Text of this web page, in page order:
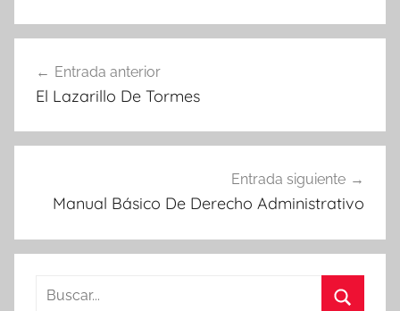
de
Entrada anterior
El Lazarillo De Tormes
Entrada siguiente
Manual Básico De Derecho Administrativo
Buscar: